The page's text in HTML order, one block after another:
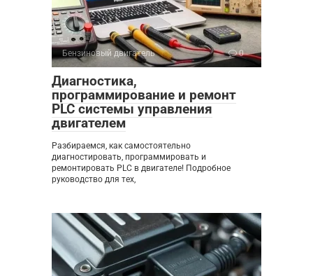
Бензиновый двигатель 0
Диагностика,
программирование и ремонт
PLC системы управления
двигателем
Разбираемся, как самостоятельно
диагностировать, программировать и
ремонтировать PLC в двигателе! Подробное
руководство для тех,